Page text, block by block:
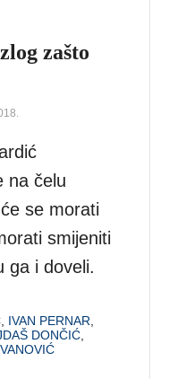
zašto
na čelu
se morati
smijeniti
ga i doveli.
IVAN PERNAR
DONČIĆ